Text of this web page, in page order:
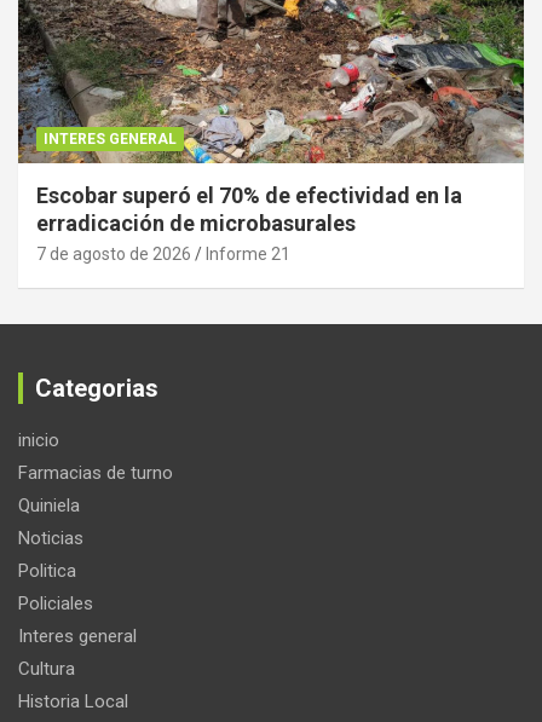
INTERES GENERAL
Escobar superó el 70% de efectividad en la
erradicación de microbasurales
7 de agosto de 2026 Informe 21
Categorias
inicio
Farmacias de turno
Quiniela
Noticias
Politica
Policiales
Interes general
Cultura
Historia Local